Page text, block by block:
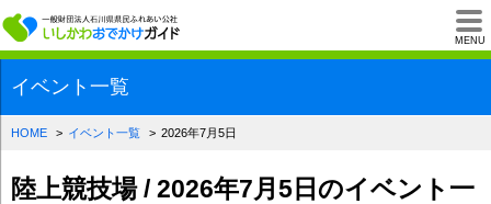
MENU
一般財団法人石川
イベント一覧
HOME イベント一覧 2026年7月5日
陸上競技場 / 2026年7月5日のイベント一